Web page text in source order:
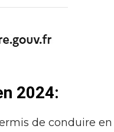
2024:
de conduire en